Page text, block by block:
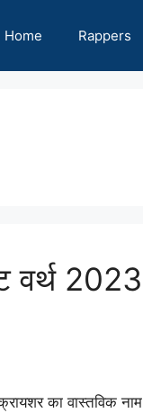
Home Rappers
वर्थ
का वास्तविक